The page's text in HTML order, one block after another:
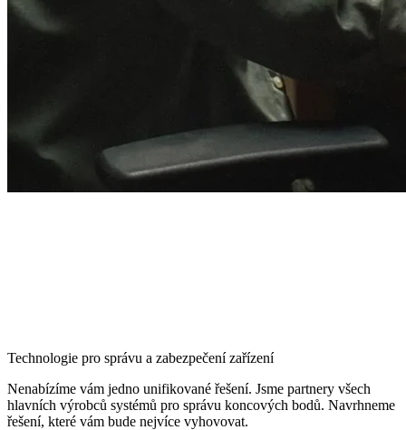
Technologie pro správu a zabezpečení zařízení
Nenabízíme vám jedno unifikované řešení. Jsme partnery všech
hlavních výrobců systémů pro správu koncových bodů. Navrhneme
řešení, které vám bude nejvíce vyhovovat.